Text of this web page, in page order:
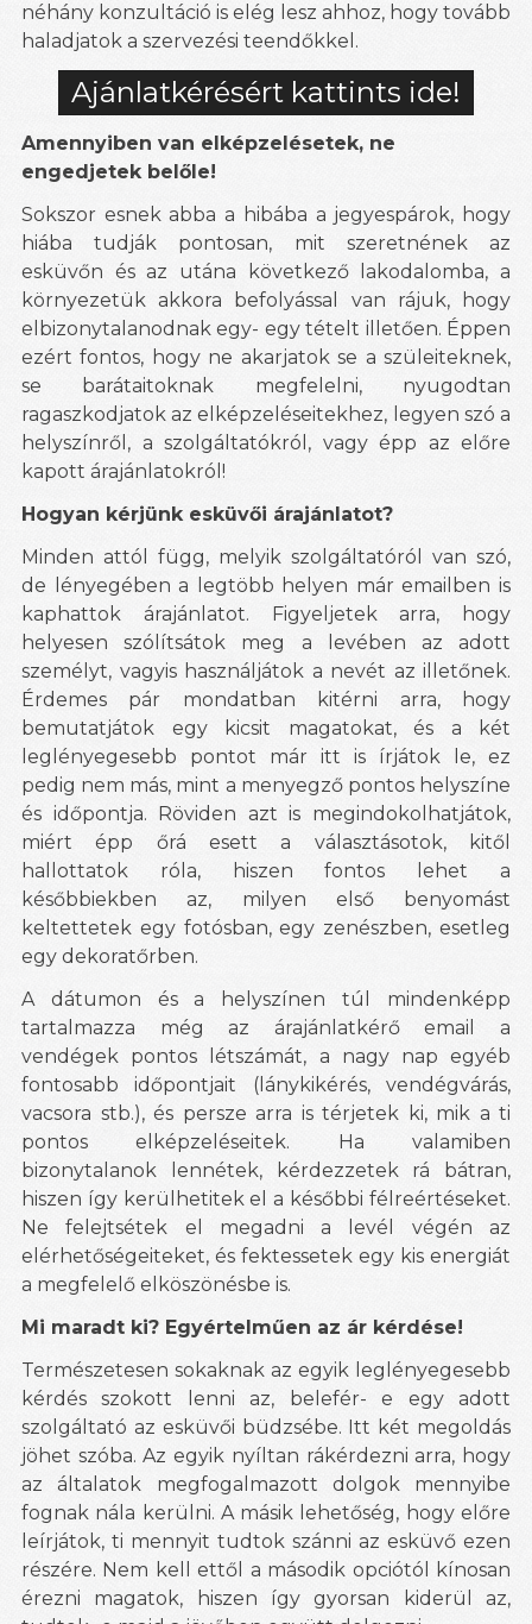
néhány konzultáció is elég lesz ahhoz, hogy tovább
haladjatok a szervezési teendőkkel.
Ajánlatkérésért kattints ide!
Amennyiben van elképzelésetek, ne
engedjetek belőle!
Sokszor esnek abba a hibába a jegyespárok, hogy
hiába tudják pontosan, mit szeretnének az
esküvőn és az utána következő lakodalomba, a
környezetük akkora befolyással van rájuk, hogy
elbizonytalanodnak egy- egy tételt illetően. Éppen
ezért fontos, hogy ne akarjatok se a szüleiteknek,
se barátaitoknak megfelelni, nyugodtan
ragaszkodjatok az elképzeléseitekhez, legyen szó a
helyszínről, a szolgáltatókról, vagy épp az előre
kapott árajánlatokról!
Hogyan kérjünk esküvői árajánlatot?
Minden attól függ, melyik szolgáltatóról van szó,
de lényegében a legtöbb helyen már emailben is
kaphattok árajánlatot. Figyeljetek arra, hogy
helyesen szólítsátok meg a levében az adott
személyt, vagyis használjátok a nevét az illetőnek.
Érdemes pár mondatban kitérni arra, hogy
bemutatjátok egy kicsit magatokat, és a két
leglényegesebb pontot már itt is írjátok le, ez
pedig nem más, mint a menyegző pontos helyszíne
és időpontja. Röviden azt is megindokolhatjátok,
miért épp őrá esett a választásotok, kitől
hallottatok róla, hiszen fontos lehet a
későbbiekben az, milyen első benyomást
keltettetek egy fotósban, egy zenészben, esetleg
egy dekoratőrben.
A dátumon és a helyszínen túl mindenképp
tartalmazza még az árajánlatkérő email a
vendégek pontos létszámát, a nagy nap egyéb
fontosabb időpontjait (lánykikérés, vendégvárás,
vacsora stb.), és persze arra is térjetek ki, mik a ti
pontos elképzeléseitek. Ha valamiben
bizonytalanok lennétek, kérdezzetek rá bátran,
hiszen így kerülhetitek el a későbbi félreértéseket.
Ne felejtsétek el megadni a levél végén az
elérhetőségeiteket, és fektessetek egy kis energiát
a megfelelő elköszönésbe is.
Mi maradt ki? Egyértelműen az ár kérdése!
Természetesen sokaknak az egyik leglényegesebb
kérdés szokott lenni az, belefér- e egy adott
szolgáltató az esküvői büdzsébe. Itt két megoldás
jöhet szóba. Az egyik nyíltan rákérdezni arra, hogy
az általatok megfogalmazott dolgok mennyibe
fognak nála kerülni. A másik lehetőség, hogy előre
leírjátok, ti mennyit tudtok szánni az esküvő ezen
részére. Nem kell ettől a második opciótól kínosan
érezni magatok, hiszen így gyorsan kiderül az,